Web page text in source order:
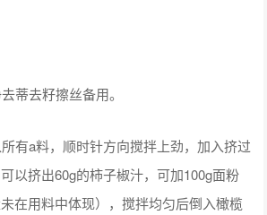
去籽擦丝备用。
a料，顺时针方向搅拌上劲，加入挤过
以挤出60g的柿子椒汁，可加100g面粉
在用料中体现），搅拌均匀后倒入橄榄